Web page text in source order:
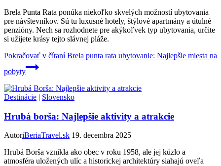
Brela Punta Rata ponúka niekoľko skvelých možností ubytovania
pre návštevníkov. Sú tu luxusné hotely, štýlové apartmány a útulné
penzióny. Nech sa rozhodnete pre akýkoľvek typ ubytovania, určite
si užijete krásy tejto slávnej pláže.
Pokračovať v čítaníBrela punta rata ubytovanie: Najlepšie miesta na
pobyty
Destinácie | Slovensko
Hrubá borša: Najlepšie aktivity a atrakcie
AutoriBeriaTravel.sk 19. decembra 2025
Hrubá Borša vznikla ako obec v roku 1958, ale jej kúzlo a
atmosféra uložených ulíc a historickej architektúry siahajú oveľa